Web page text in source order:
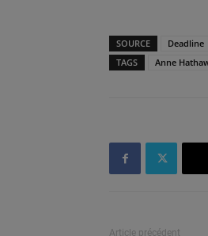
SOURCE
Deadline
TAGS
Anne
Article précédent